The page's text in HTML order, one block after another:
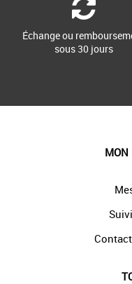
Échange ou
sous 30 jours
MON